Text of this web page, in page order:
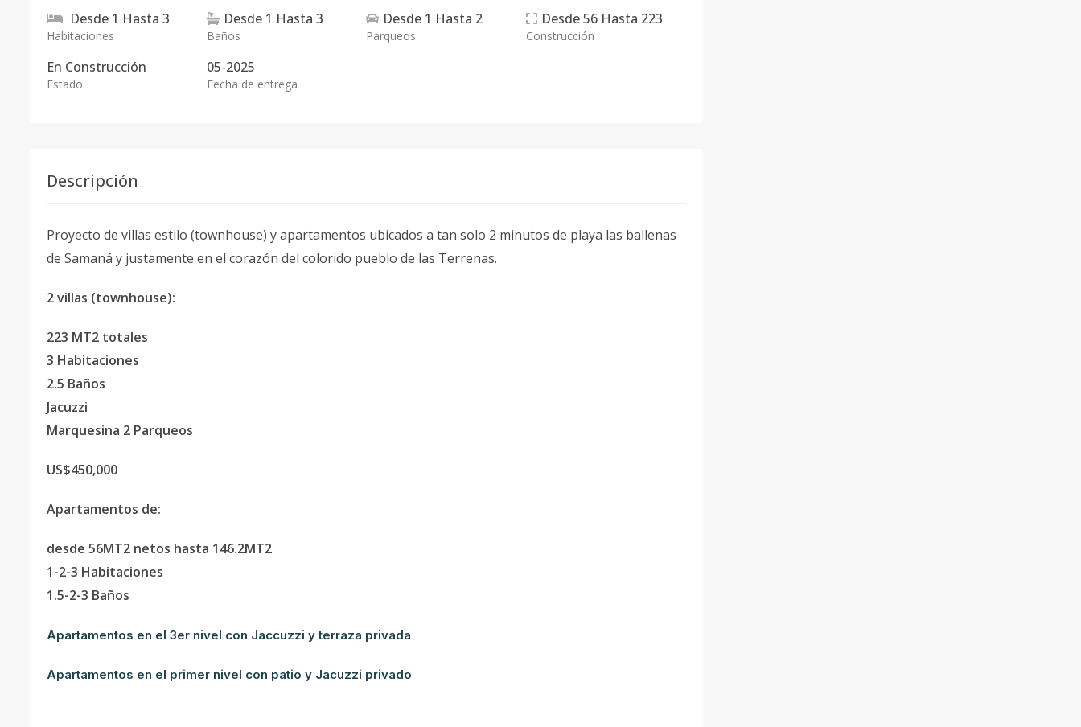
Desde 1 Hasta 3
Habitaciones
Desde 1 Hasta 3
Baños
Desde 1 Hasta 2
Parqueos
Desde56 Hasta 223
Construcción
En Construcción
Estado
05-2025
Fecha de entrega
Descripción
Proyecto de villas estilo (townhouse) y apartamentos ubicados a tan solo 2 minutos de playa las ballenas
de Samaná y justamente en el corazón del colorido pueblo de las Terrenas.
2 villas (townhouse):
223 MT2 totales
3 Habitaciones
2.5 Baños
Jacuzzi
Marquesina 2 Parqueos
US$450,000
Apartamentos de:
desde 56MT2 netos hasta 146.2MT2
1-2-3 Habitaciones
1.5-2-3 Baños
Apartamentos en el 3er nivel con Jaccuzzi y terraza privada
Apartamentos en el primer nivel con patio y Jacuzzi privado